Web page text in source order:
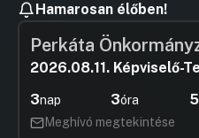
Hamarosan élőben!
Perkáta
2026.08.11. Képviselő-
3nap 3óra
Meghívó megtekintése